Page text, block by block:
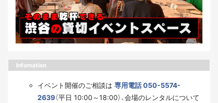
Infomation
イベント開催のご相談は 専用電話 050-5574-
2639（平日 10:00～18:00）、会場のレンタルについて